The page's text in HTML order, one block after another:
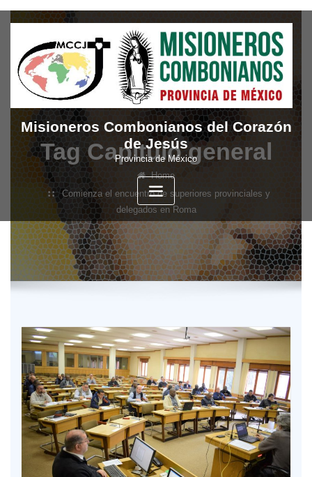
Skip
content
Misioneros Combonianos del Corazón
de Jesús
Provincia de México
Tag Capitulo general
Home
Comienza el encuentro de superiores provinciales y
delegados en Roma